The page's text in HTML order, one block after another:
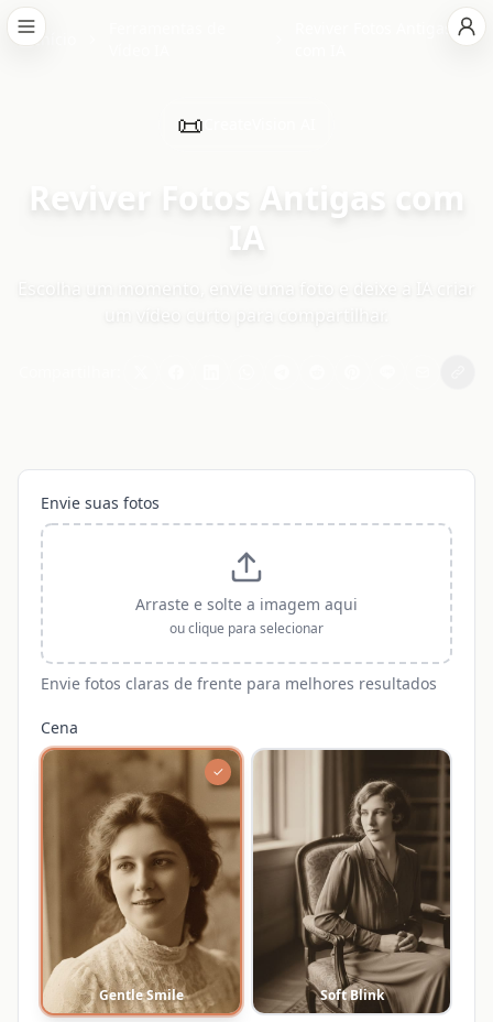
Início
Reviver Fotos Antigas
📜
Reviver Fotos Antigas com
IA
Envie suas fotos
Arraste e solte a imagem aqui
ou clique para selecionar
Envie fotos claras de frente para melhores resultados
Cena
✓
Gentle Smile Soft Blink